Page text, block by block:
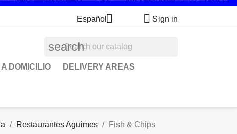
Español  Sign in
search
DOMICILIO DELIVERY AREAS
Restaurantes Aguimes
Fish & Chips